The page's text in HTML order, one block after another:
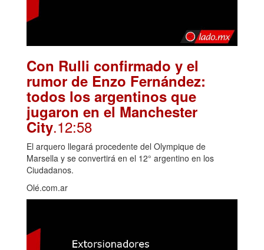
Con Rulli confirmado y el
rumor de Enzo Fernández:
todos los argentinos que
jugaron en el Manchester
City.12:58
El arquero llegará procedente del Olympique de
Marsella y se convertirá en el 12° argentino en los
Ciudadanos.
Olé.com.ar